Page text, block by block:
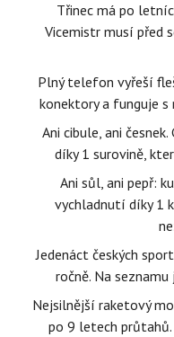
Třinec má po
Vicemistr musí před
Plný telefon vyřeší
konektory a funguje
Ani cibule, ani
díky 1 surovině,
Ani sůl, ani pepř:
vychladnutí díky 1
Jedenáct českých
ročně. Na
Nejsilnější raketový
po 9 letech